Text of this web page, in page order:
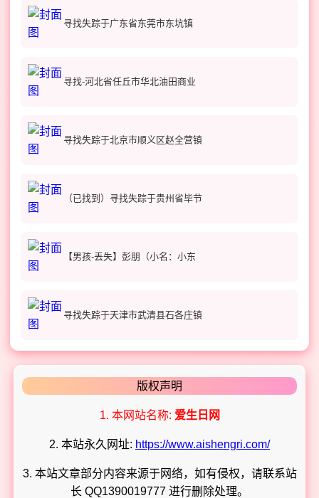
寻找失踪于广东省东莞市东坑镇
寻找-河北省任丘市华北油田商业
寻找失踪于北京市顺义区赵全营镇
（已找到）寻找失踪于贵州省毕节
【男孩-丢失】彭朋（小名：小东
寻找失踪于天津市武清县石各庄镇
版权声明
1. 本网站名称: 爱生日网
2. 本站永久网址: https://www.aishengri.com/
3. 本站文章部分内容来源于网络，如有侵权，请联系站
长 QQ1390019777 进行删除处理。